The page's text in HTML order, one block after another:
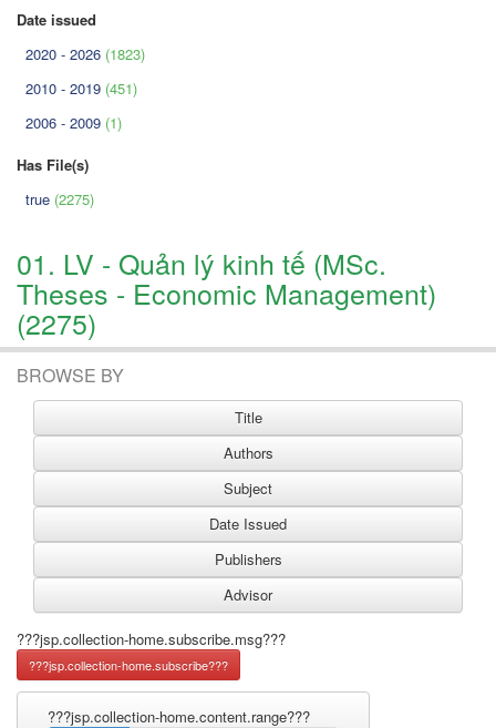
Date issued
2020 - 2026 (1823)
2010 - 2019 (451)
2006 - 2009 (1)
Has File(s)
true (2275)
01. LV - Quản lý kinh tế (MSc.
Theses - Economic Management)
(2275)
BROWSE BY
???jsp.collection-home.subscribe.msg???
???jsp.collection-home.content.range???